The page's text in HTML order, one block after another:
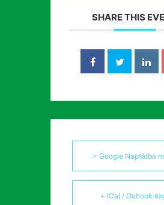
SHARE THIS
+ Google Naptárba
+ iCal / Outlook